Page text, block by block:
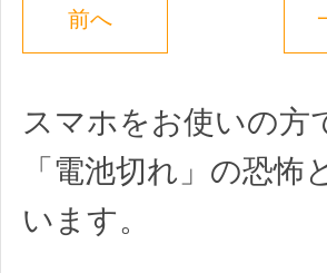
前へ
スマホをお使いの方
「電池切れ」の恐
います。